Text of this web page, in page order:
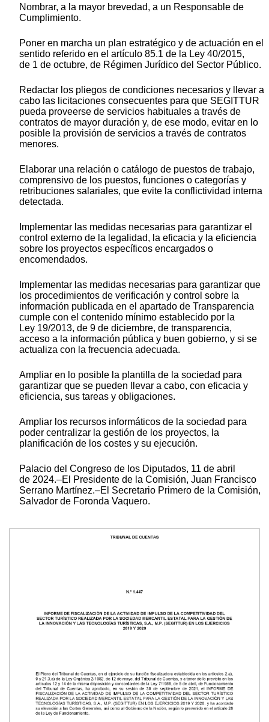
Nombrar, a la mayor brevedad, a un Responsable de
Cumplimiento.
Poner en marcha un plan estratégico y de actuación en el
sentido referido en el artículo 85.1 de la Ley 40/2015,
de 1 de octubre, de Régimen Jurídico del Sector Público.
Redactar los pliegos de condiciones necesarios y llevar a
cabo las licitaciones consecuentes para que SEGITTUR
pueda proveerse de servicios habituales a través de
contratos de mayor duración y, de ese modo, evitar en lo
posible la provisión de servicios a través de contratos
menores.
Elaborar una relación o catálogo de puestos de trabajo,
comprensivo de los puestos, funciones o categorías y
retribuciones salariales, que evite la conflictividad interna
detectada.
Implementar las medidas necesarias para garantizar el
control externo de la legalidad, la eficacia y la eficiencia
sobre los proyectos específicos encargados o
encomendados.
Implementar las medidas necesarias para garantizar que
los procedimientos de verificación y control sobre la
información publicada en el apartado de Transparencia
cumple con el contenido mínimo establecido por la
Ley 19/2013, de 9 de diciembre, de transparencia,
acceso a la información pública y buen gobierno, y si se
actualiza con la frecuencia adecuada.
Ampliar en lo posible la plantilla de la sociedad para
garantizar que se pueden llevar a cabo, con eficacia y
eficiencia, sus tareas y obligaciones.
Ampliar los recursos informáticos de la sociedad para
poder centralizar la gestión de los proyectos, la
planificación de los costes y su ejecución.
Palacio del Congreso de los Diputados, 11 de abril
de 2024.–El Presidente de la Comisión, Juan Francisco
Serrano Martínez.–El Secretario Primero de la Comisión,
Salvador de Foronda Vaquero.